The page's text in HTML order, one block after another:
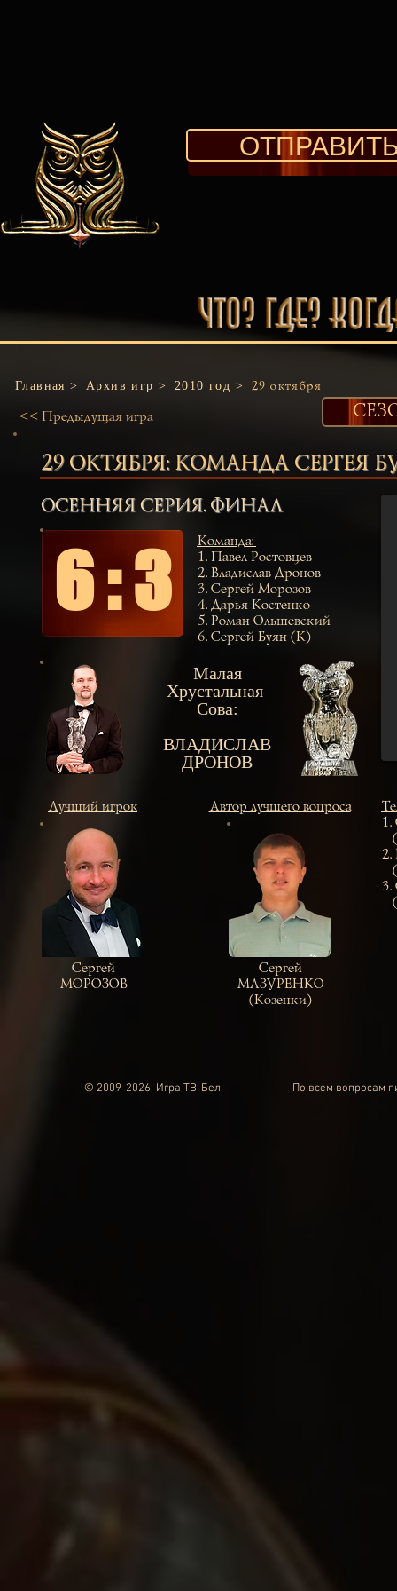
Главная > Архив игр > 2010 год > 29 октября
<< Предыдущая игра
29 ОКТЯБРЯ: КОМАНДА СЕРГЕЯ
ОСЕННЯЯ СЕРИЯ. ФИНАЛ
6 : 3 Команда:
1. Павел Ростовцев
2. Владислав Дронов
3. Сергей Морозов
4. Дарья Костенко
5. Роман Ольшевский
6. Сергей Буян (К)
Малая
Хрустальная
Сова:
ВЛАДИСЛАВ
ДРОНОВ
Лучший игрок
Сергей
МОРОЗОВ
Автор лучшего вопроса
Сергей
МАЗУРЕНКО
(Козенки)
1.
2.
3.
© 2009-2026, Игра ТВ-Бел По всем вопросам